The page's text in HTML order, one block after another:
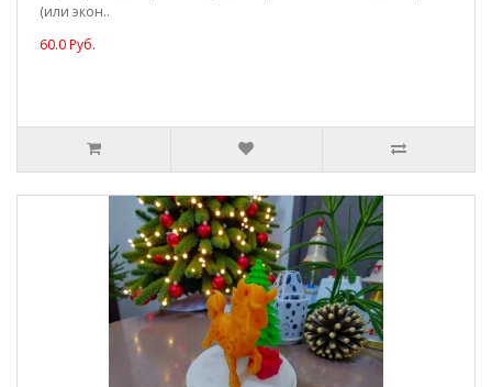
(или экон..
60.0 Руб.